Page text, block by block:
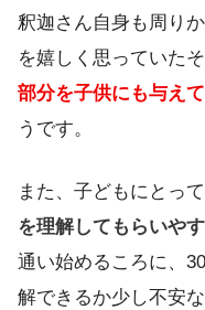
釈迦さん自身も周り
を嬉しく思っていたそ
部分を子供にも与え
うです。
また、子どもにとっ
を理解してもらいや
通い始めるころに、
解できるか少し不安な